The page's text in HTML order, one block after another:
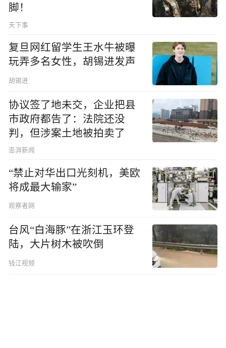
脚！
天下事
复旦网红留学生王水牛被曝
玩弄多名女性，胡锡进发声
胡锡进
协议签了地未交，企业把县
市政府都告了：法院还没
判，但涉案土地被拍卖了
澎湃新闻
“禁止对华出口光刻机，美欧
将成最大输家”
观察者网
台风“白海豚”在浙江玉环登
陆，大片树木被吹倒
钱江视频